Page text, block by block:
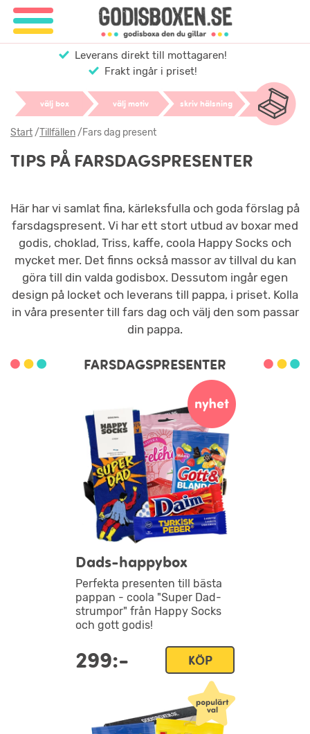
Leverans direkt till mottagaren!
Frakt ingår i priset!
välj box välj motiv skriv hälsning
Start/Tillfällen/Fars dag present
TIPS PÅ FARSDAGSPRESENTER
Här har vi samlat fina, kärleksfulla och goda förslag på
farsdagspresent. Vi har ett stort utbud av boxar med
godis, choklad, Triss, kaffe, coola Happy Socks och
mycket mer. Det finns också massor av tillval du kan
göra till din valda godisbox. Dessutom ingår egen
design på locket och leverans till pappa, i priset. Kolla
in våra presenter till fars dag och välj den som passar
din pappa.
FARSDAGSPRESENTER
Dads-happybox
Perfekta presenten till bästa
pappan - coola "Super Dad-
strumpor" från Happy Socks
och gott godis!
299:- KÖP